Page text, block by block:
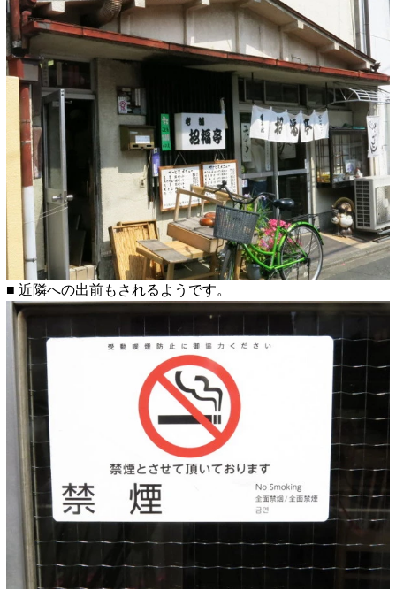
■ 近隣への出前もされるようです。